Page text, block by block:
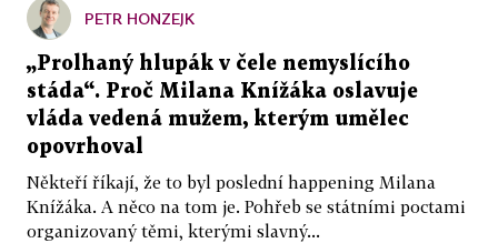
PETR HONZEJK
„Prolhaný hlupák v čele nemyslícího
stáda“. Proč Milana Knížáka oslavuje
vláda vedená mužem, kterým umělec
opovrhoval
Někteří říkají, že to byl poslední happening Milana
Knížáka. A něco na tom je. Pohřeb se státními poctami
organizovaný těmi, kterými slavný...